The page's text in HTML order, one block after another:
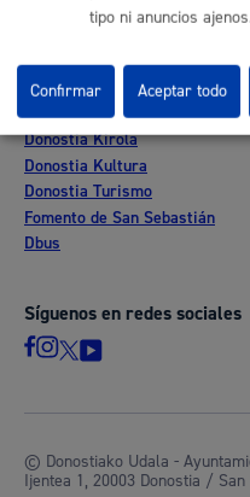
Mapa web
Otras páginas web
Donostia Kirola
Donostia Kultura
Donostia Turismo
Fomento de San Sebastián
Dbus
Síguenos en redes sociales
© Donostiako Udala -
Ijentea 1, 20003 Donostia / San
tipo ni anuncios
Confirmar Aceptar todo